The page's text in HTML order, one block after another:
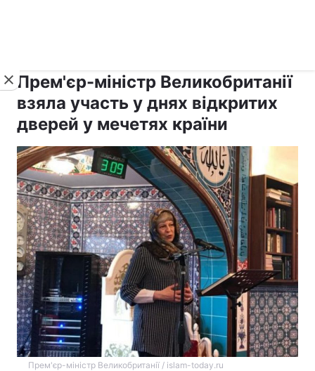
Прем'єр-міністр Великобританії
взяла участь у днях відкритих
дверей у мечетях країни
Прем'єр-міністр Великобританії / islam-today.ru